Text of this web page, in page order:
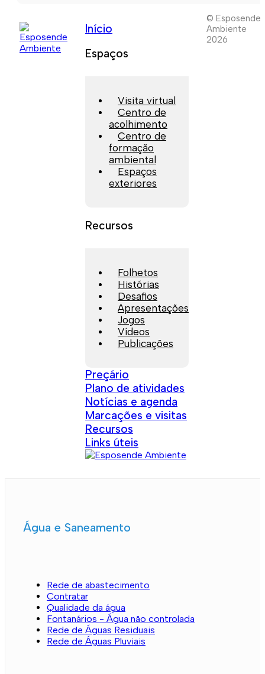
Início
Espaços
Visita virtual
Centro de
acolhimento
Centro de
formação
ambiental
Espaços
exteriores
Recursos
Folhetos
Histórias
Desafios
Apresentações
Jogos
Vídeos
Publicações
Preçário
Plano de atividades
Notícias e agenda
Marcações e visitas
Recursos
Links úteis
© Esposende
Ambiente
2026
Água e Saneamento
Rede de abastecimento
Contratar
Qualidade da água
Fontanários - Água não controlada
Rede de Águas Residuais
Rede de Águas Pluviais